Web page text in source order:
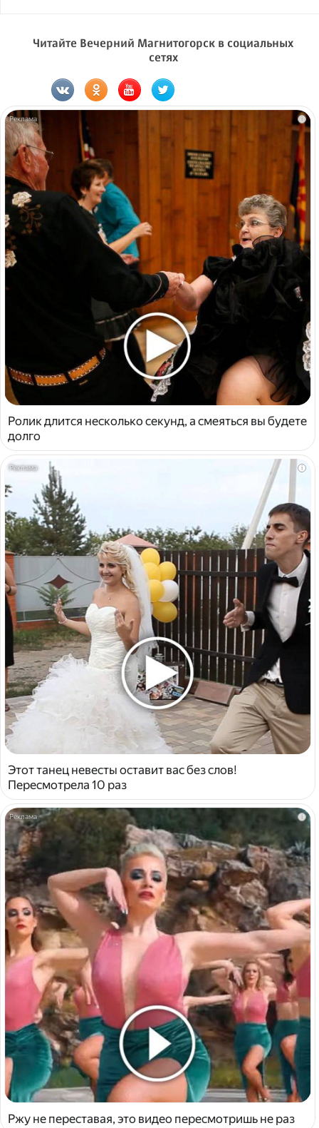
Читайте Вечерний Магнитогорск в социальных
сетях
i
Ролик длится несколько секунд, а смеяться вы будете
долго
i
Этот танец невесты оставит вас без слов!
Пересмотрела 10 раз
i
Ржу не переставая, это видео пересмотришь не раз